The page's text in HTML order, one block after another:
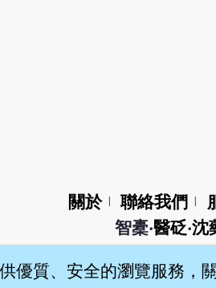
關於 聯絡我們
智橐‧醫砭‧沈
優質、安全的瀏覽服務，